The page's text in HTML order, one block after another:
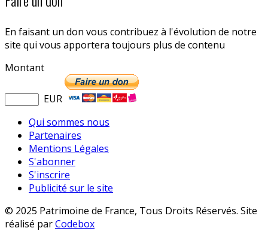
En faisant un don vous contribuez à l'évolution de notre
site qui vous apportera toujours plus de contenu
Montant
EUR
Qui sommes nous
Partenaires
Mentions Légales
S'abonner
S'inscrire
Publicité sur le site
© 2025 Patrimoine de France, Tous Droits Réservés. Site
réalisé parCodebox